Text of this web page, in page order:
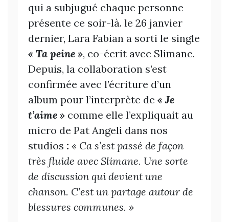
qui a subjugué chaque personne
présente ce soir-là. le 26 janvier
dernier, Lara Fabian a sorti le single
« Ta peine », co-écrit avec Slimane.
Depuis, la collaboration s’est
confirmée avec l’écriture d’un
album pour l’interprète de « Je
t’aime » comme elle l’expliquait au
micro de Pat Angeli dans nos
studios : « Ca s’est passé de façon
très fluide avec Slimane. Une sorte
de discussion qui devient une
chanson. C’est un partage autour de
blessures communes. »